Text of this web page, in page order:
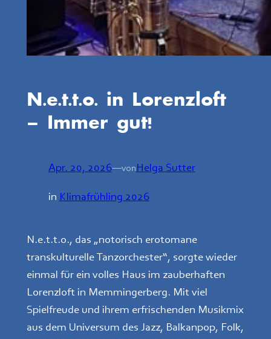
N.e.t.t.o. in Lorenzloft
– Immer gut!
Apr. 20, 2026—vonHelga Sutter
in Klimafrühling 2026
N.e.t.t.o., das „notorisch erotomane
transkulturelle Tanzorchester“, sorgte wieder
einmal für ein volles Haus im zauberhaften
Lorenzloft in Memmingerberg. Mit viel
Spielfreude und ihrem erfrischenden Musikmix
aus dem Universum des Jazz, Balkanpop, Folk,